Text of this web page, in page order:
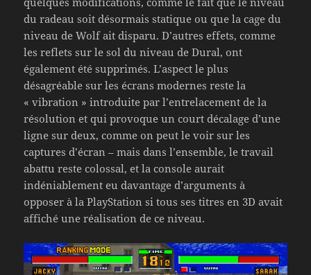
du radeau soit désormais statique ou que la cage du
niveau de Wolf ait disparu. D’autres effets, comme
les reflets sur le sol du niveau de Dural, ont
également été supprimés. L’aspect le plus
désagréable sur les écrans modernes reste la
« vibration » introduite par l’entrelacement de la
résolution et qui provoque un court décalage d’une
ligne sur deux, comme on peut le voir sur les
captures d’écran – mais dans l’ensemble, le travail
abattu reste colossal, et la console aurait
indéniablement eu davantage d’arguments à
opposer à la PlayStation si tous ses titres en 3D avait
affiché une réalisation de ce niveau.